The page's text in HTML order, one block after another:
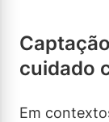
cuidado
Em